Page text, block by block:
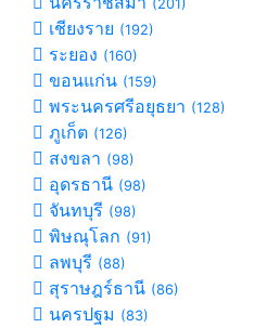
(201)
เชียงราย (192)
ระยอง (160)
ขอนแก่น (159)
พระนครศรีอยุธยา (128)
ภูเก็ต (126)
สงขลา (98)
อุดรธานี (98)
จันทบุรี (98)
พิษณุโลก (91)
ลพบุรี (88)
สุราษฎร์ธานี (86)
นครปฐม (83)